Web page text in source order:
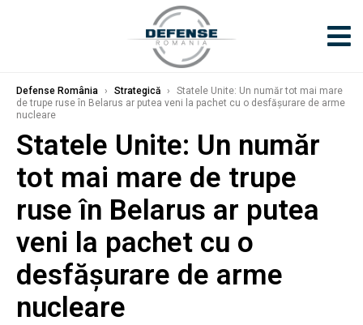
Defense România › Strategică ›
Statele Unite: Un număr tot mai mare
de trupe ruse în Belarus ar putea veni la pachet cu o desfăşurare de arme
nucleare
Statele Unite: Un număr
tot mai mare de trupe
ruse în Belarus ar putea
veni la pachet cu o
desfăşurare de arme
nucleare